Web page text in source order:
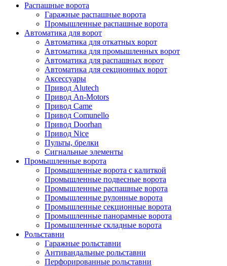
Распашные ворота
Гаражные распашные ворота
Промышленные распашные ворота
Автоматика для ворот
Автоматика для откатных ворот
Автоматика для промышленных ворот
Автоматика для распашных ворот
Автоматика для секционных ворот
Аксессуары
Привод Alutech
Привод An-Motors
Привод Came
Привод Comunello
Привод Doorhan
Привод Nice
Пульты, брелки
Сигнальные элементы
Промышленные ворота
Промышленные ворота с калиткой
Промышленные подвесные ворота
Промышленные распашные ворота
Промышленные рулонные ворота
Промышленные секционные ворота
Промышленные панорамные ворота
Промышленные складные ворота
Рольставни
Гаражные рольставни
Антивандальные рольставни
Перфорированные рольставни